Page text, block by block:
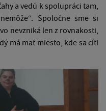
a vedú k spolupráci tam,
Spoločne sme si
nevzniká len z rovnakosti,
má mať miesto, kde sa cíti